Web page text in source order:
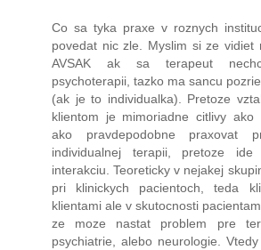
Co sa tyka praxe v roznych
povedat nic zle. Myslim si ze vidiet
AVSAK ak sa terapeut
psychoterapii, tazko ma sancu
(ak je to individualka). Pretoze
klientom je mimoriadne citlivy ako
ako pravdepodobne praxovat
individualnej terapii, pretoze
interakciu. Teoreticky v nejakej
pri klinickych pacientoch, teda
klientami ale v skutocnosti
ze moze nastat problem pre
psychiatrie, alebo neurologie.